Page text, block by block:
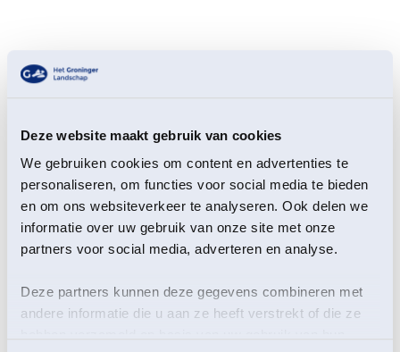
Deze website maakt gebruik van cookies
We gebruiken cookies om content en advertenties te
personaliseren, om functies voor social media te bieden
en om ons websiteverkeer te analyseren. Ook delen we
informatie over uw gebruik van onze site met onze
partners voor social media, adverteren en analyse.
Deze partners kunnen deze gegevens combineren met
andere informatie die u aan ze heeft verstrekt of die ze
Tussen 1216 en 1595 leefden en werkten de vrouwen
van Klooster Yesse op uitgestrekte landerijen in
Groningen en Drenthe. Rondom het klooster lagen de
zogeheten corpuslanden: een gebied dat liep van de
stad Groningen tot in het centrum van Haren, en van
Paterwoldsemeer en de Drentse Aa.
Tijdens deze fietstocht volg je het spoor van die